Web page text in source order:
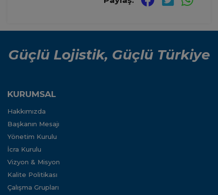
Güçlü Lojistik, Güçlü Türkiye
KURUMSAL
Hakkımızda
Başkanın Mesajı
Yönetim Kurulu
İcra Kurulu
Vizyon & Misyon
Kalite Politikası
Çalışma Grupları